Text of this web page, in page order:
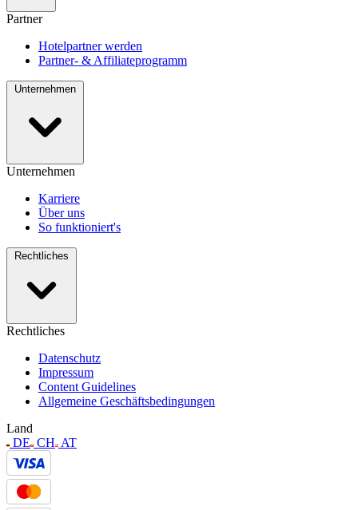
Partner
Hotelpartner werden
Partner- & Affiliateprogramm
Unternehmen
Unternehmen
Karriere
Über uns
So funktioniert's
Rechtliches
Rechtliches
Datenschutz
Impressum
Content Guidelines
Allgemeine Geschäftsbedingungen
Land
DE CH AT